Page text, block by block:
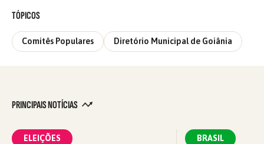
TÓPICOS
Comitês Populares Diretório Municipal de Goiânia
PRINCIPAIS NOTÍCIAS
ELEIÇÕES BRASIL